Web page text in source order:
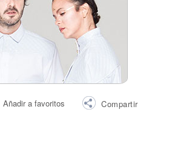
Añadir a favoritos
Compartir